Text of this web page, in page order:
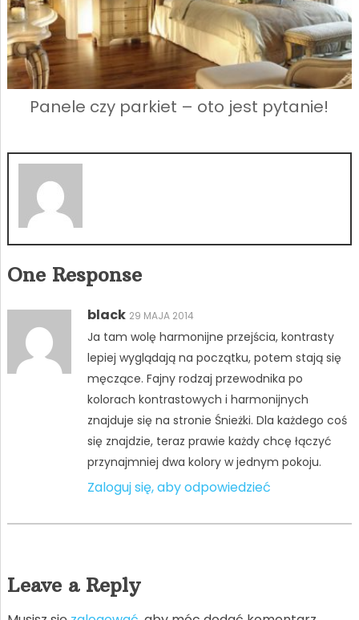
Panele czy parkiet – oto jest pytanie!
One Response
black 29 MAJA 2014
Ja tam wolę harmonijne przejścia, kontrasty
lepiej wyglądają na początku, potem stają się
męczące. Fajny rodzaj przewodnika po
kolorach kontrastowych i harmonijnych
znajduje się na stronie Śnieżki. Dla każdego coś
się znajdzie, teraz prawie każdy chcę łączyć
przynajmniej dwa kolory w jednym pokoju.
Zaloguj się, aby odpowiedzieć
Leave a Reply